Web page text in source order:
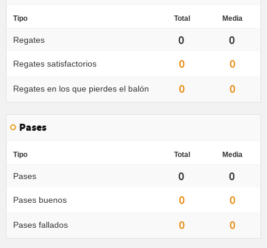
Tipo Total Media
Regates 0 0
Regates satisfactorios 0 0
Regates en los que pierdes el balón 0 0
Pases
Tipo Total Media
Pases 0 0
Pases buenos 0 0
Pases fallados 0 0